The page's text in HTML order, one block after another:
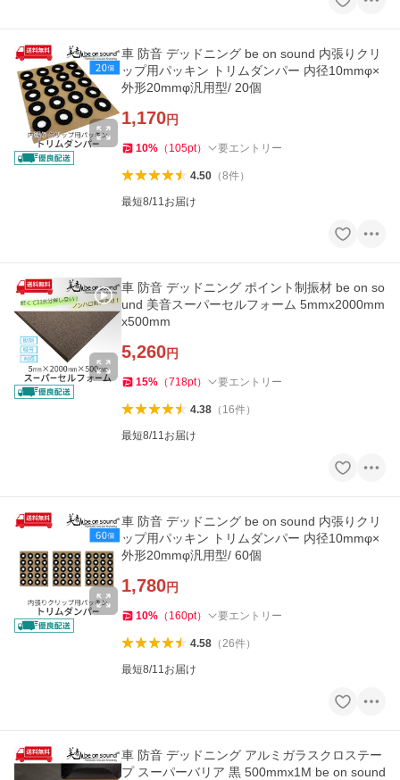
車 防音 デッドニング be on sound 内張りクリ
ップ用パッキン トリムダンパー 内径10mmφ×
外形20mmφ汎用型/ 20個
1,170円
10% （ 105pt） 要エントリー
4.50（8件）
最短8/11お届け
車 防音 デッドニング ポイント制振材 be on so
und 美音スーパーセルフォーム 5mmx2000mm
x500mm
5,260円
15% （718pt） 要エントリー
4.38（ 16件）
最短8/11お届け
車 防音 デッドニング be on sound 内張りクリ
ップ用パッキン トリムダンパー 内径10mmφ×
外形20mmφ汎用型/ 60個
1,780円
10% （ 160pt） 要エントリー
4.58（26件）
最短8/11お届け
車 防音 デッドニング アルミガラスクロステー
プ スーパーバリア 黒 500mmx1M be on sound